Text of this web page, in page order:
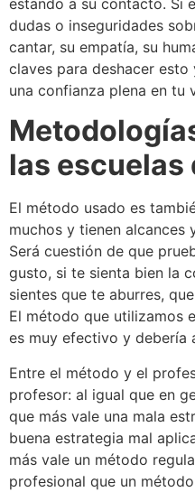
dudas o inseguridades
cantar, su empatía, su
claves para deshacer
una confianza plena en tu
las escuelas
El método usado es
muchos y tienen alcances
Será cuestión de que
gusto, si te sienta bien la
sientes que te aburres,
El método que utilizamos
es muy efectivo y debería
Entre el método y el
profesor: al igual que en
que más vale una mala
buena estrategia mal
más vale un método
profesional que un